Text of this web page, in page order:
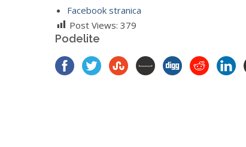
Facebook stranica
Post Views: 379
Podelite